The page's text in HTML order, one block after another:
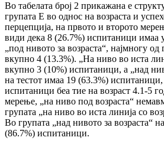
Во табелата број 2 прикажана е
групата Е во однос на воз­раста и
пер­цепција, на првото и второто
види дека 8 (26.7%) ис­пи­та­ници имаа
„под ни­вото за возраста“, најмногу
вкупно 4 (13.3%). „На ниво во иста
вкупно 3 (10%) ис­питаници, а „над
на тестот имаа 19 (63.3%)
ис­пи­та­ни­ци беа тие на возраст 4.1-5
мерење, „на ниво под воз­раста“
гру­пата „на ниво во иста линија со
Во групата „над ни­во­то за возраста“
(86.7%) испитаници.